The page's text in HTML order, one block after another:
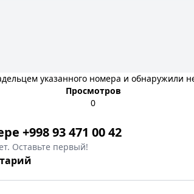
указанного номера и обнаружили
Просмотров
0
+998 93 471 00 42
Оставьте первый!